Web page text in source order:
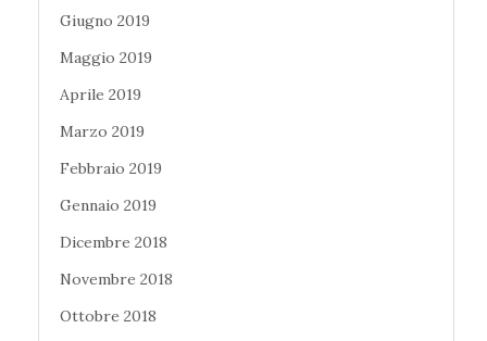
Giugno 2019
Maggio 2019
Aprile 2019
Marzo 2019
Febbraio 2019
Gennaio 2019
Dicembre 2018
Novembre 2018
Ottobre 2018